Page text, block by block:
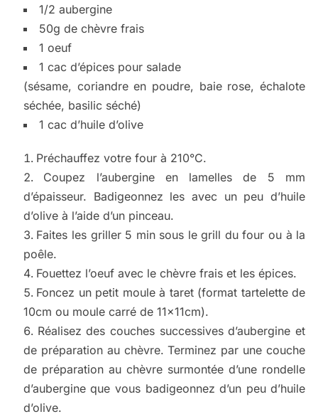
1/2 aubergine
50g de chèvre frais
1 oeuf
1 cac d’épices pour salade
(sésame, coriandre en poudre, baie rose, échalote
séchée, basilic séché)
1 cac d’huile d’olive
Préchauffez votre four à 210°C.
Coupez l’aubergine en lamelles de 5 mm
d’épaisseur. Badigeonnez les avec un peu d’huile
d’olive à l’aide d’un pinceau.
Faites les griller 5 min sous le grill du four ou à la
poêle.
Fouettez l’oeuf avec le chèvre frais et les épices.
Foncez un petit moule à taret (format tartelette de
10cm ou moule carré de 11x11cm).
Réalisez des couches successives d’aubergine et
de préparation au chèvre. Terminez par une couche
de préparation au chèvre surmontée d’une rondelle
d’aubergine que vous badigeonnez d’un peu d’huile
d’olive.